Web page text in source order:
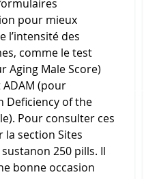
pour mieux
l’intensité des
comme le test
Aging Male Score)
(pour
Deficiency of the
Pour consulter ces
la section Sites
250 pills. Il
bonne occasion